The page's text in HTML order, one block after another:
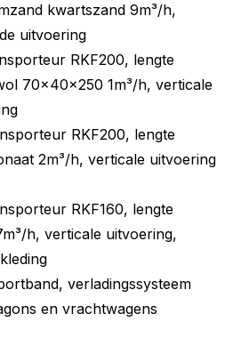
kwartszand 9m³/h,
uitvoering
RKF200, lengte
70x40x250 1m³/h, verticale
RKF200, lengte
2m³/h, verticale uitvoering
RKF160, lengte
h, verticale uitvoering,
verladingssysteem
en vrachtwagens